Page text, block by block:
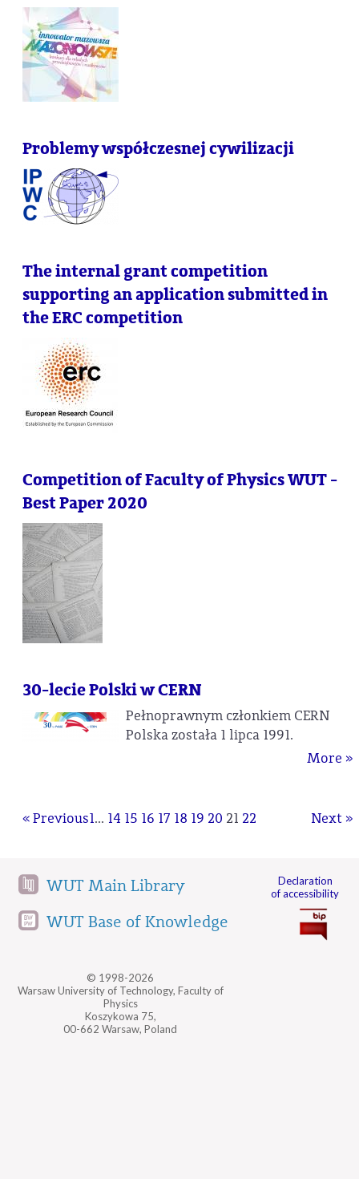
Problemy współczesnej cywilizacji
The internal grant competition
supporting an application submitted in
the ERC competition
Competition of Faculty of Physics WUT -
Best Paper 2020
30-lecie Polski w CERN
Pełnoprawnym członkiem CERN
Polska została 1 lipca 1991.
More »
« Previous Next »
1... 14 15 16 17 18 19 20 21 22
WUT Main Library
WUT Base of Knowledge
© 1998-2026
Warsaw University of Technology, Faculty of
Physics
Koszykowa 75,
00-662 Warsaw, Poland
Declaration
of accessibility